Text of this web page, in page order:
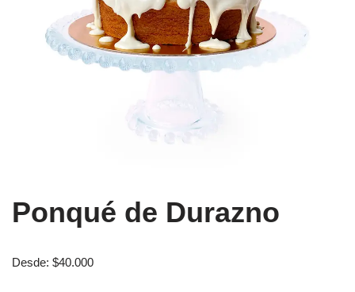
Ponqué de Durazno
Desde: $40.000